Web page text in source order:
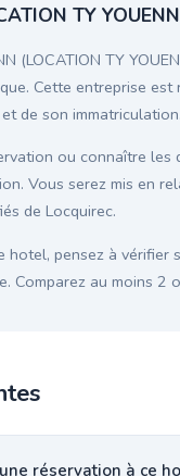
TY
(LOCATION TY
Cette entreprise est
de son immatriculation.
ou connaître
Vous serez mis en
de Locquirec.
hotel, pensez à vérifier
Comparez au moins 2
réservation à ce